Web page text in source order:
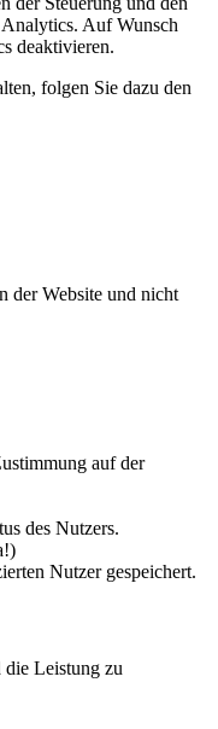
Auf Wunsch
deaktivieren.
folgen Sie dazu den
der Website und nicht
auf der
des Nutzers.
Nutzer gespeichert.
die Leistung zu